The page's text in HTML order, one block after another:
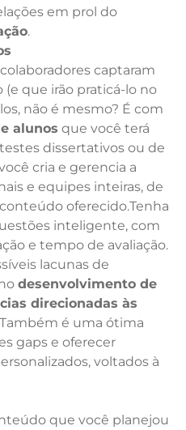
em prol do
.
captaram
que irão praticá-lo no
não é mesmo? É com
alunos que você terá
dissertativos ou de
cria e gerencia a
e equipes inteiras, de
oferecido.Tenha
inteligente, com
e tempo de avaliação.
lacunas de
desenvolvimento de
direcionadas às
é uma ótima
gaps e oferecer
voltados à
que você planejou